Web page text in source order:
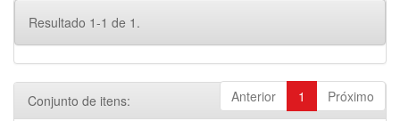
Resultado 1-1 de 1.
Anterior 1 Próximo
Conjunto de itens: